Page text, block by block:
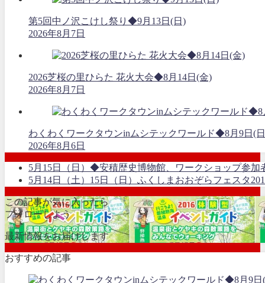
第5回中ノ沢こけし祭り◆9月13日(日)
2026年8月7日
2026芝桜の里ひらた 花火大会◆8月14日(金)
2026年8月7日
わくわくワークタウンinムシテックワールド◆8月9日(
2026年8月6日
5月15日（日）◆安積歴史博物館、ワークショップ参加
5月14日（土）15日（日）ふくしまおおぞらフェスタ
この記事が気に入ったら
フォローしよう
最新情報をお届けします
おすすめの記事